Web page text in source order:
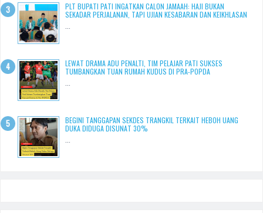
PLT BUPATI PATI INGATKAN CALON JAMAAH: HAJI BUKAN
SEKADAR PERJALANAN, TAPI UJIAN KESABARAN DAN KEIKHLASAN
LEWAT DRAMA ADU PENALTI, TIM PELAJAR PATI SUKSES
TUMBANGKAN TUAN RUMAH KUDUS DI PRA-POPDA
BEGINI TANGGAPAN SEKDES TRANGKIL TERKAIT HEBOH UANG
DUKA DIDUGA DISUNAT 30%